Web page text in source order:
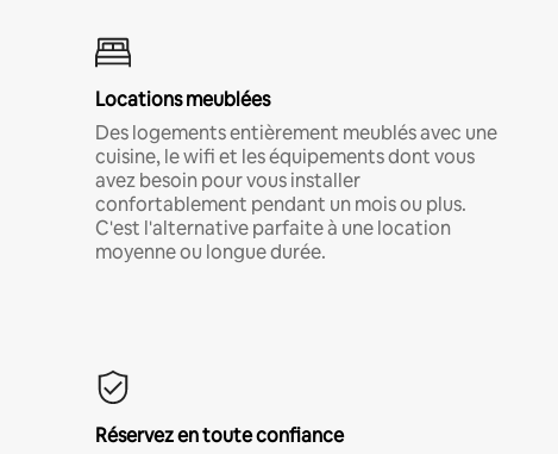
Locations meublées
Des logements entièrement meublés avec une
cuisine, le wifi et les équipements dont vous
avez besoin pour vous installer
confortablement pendant un mois ou plus.
C'est l'alternative parfaite à une location
moyenne ou longue durée.
Réservez en toute confiance